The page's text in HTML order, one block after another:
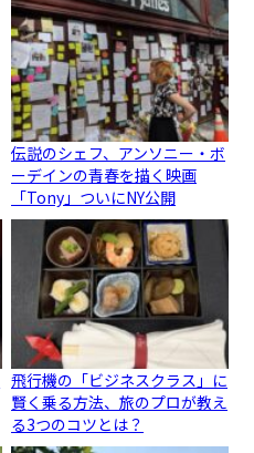
伝説のシェフ、アンソニー・ボ
ーデインの青春を描く映画
「Tony」ついにNY公開
飛行機の「ビジネスクラス」に
賢く乗る方法、旅のプロが教え
る3つのコツとは？